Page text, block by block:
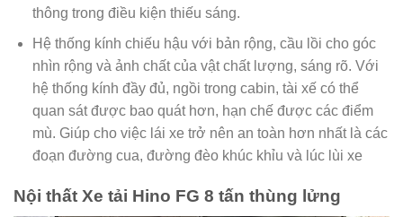
thông trong điều kiện thiếu sáng.
Hệ thống kính chiếu hậu với bản rộng, cầu lồi cho góc
nhìn rộng và ảnh chất của vật chất lượng, sáng rõ. Với
hệ thống kính đầy đủ, ngồi trong cabin, tài xế có thể
quan sát được bao quát hơn, hạn chế được các điểm
mù. Giúp cho việc lái xe trở nên an toàn hơn nhất là các
đoạn đường cua, đường đèo khúc khỉu và lúc lùi xe
Nội thất Xe tải Hino FG 8 tấn thùng lửng